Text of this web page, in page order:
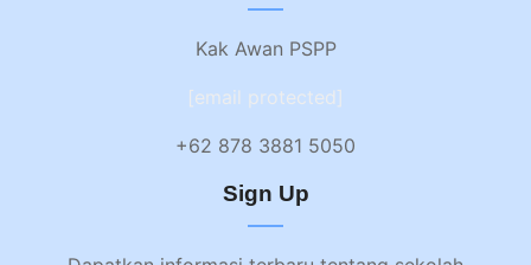
Kak Awan PSPP
[email protected]
+62 878 3881 5050
Sign Up